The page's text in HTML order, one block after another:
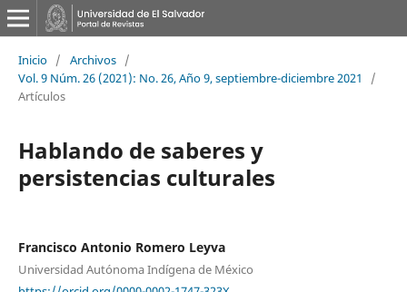
Inicio / Archivos /
Vol. 9 Núm. 26 (2021): No. 26, Año 9, septiembre-diciembre 2021
/
Artículos
Hablando de saberes y
persistencias culturales
Francisco Antonio Romero Leyva
Universidad Autónoma Indígena de México